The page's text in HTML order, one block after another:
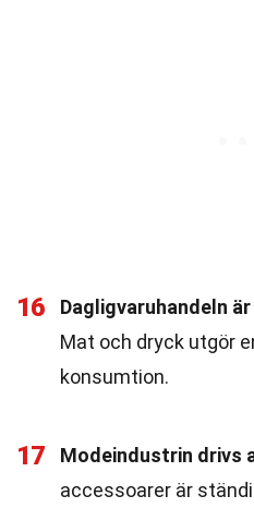
16
Dagligvaruhandeln
Mat och dryck utgör
konsumtion.
17 Modeindustrin drivs
accessoarer är